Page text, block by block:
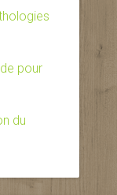
pour
du